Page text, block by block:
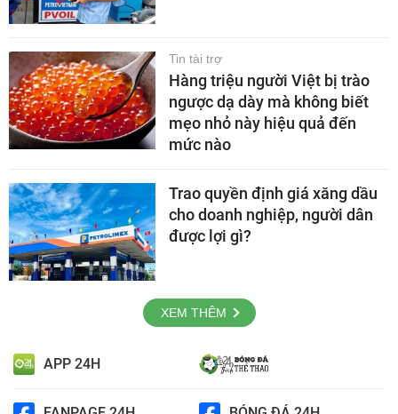
Tin tài trợ
Hàng triệu người Việt bị trào
ngược dạ dày mà không biết
mẹo nhỏ này hiệu quả đến
mức nào
Trao quyền định giá xăng dầu
cho doanh nghiệp, người dân
được lợi gì?
XEM THÊM
APP 24H